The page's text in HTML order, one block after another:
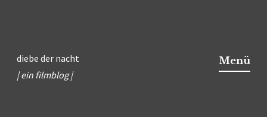
Inhalt
springen
diebe der nacht
| ein filmblog |
Menü